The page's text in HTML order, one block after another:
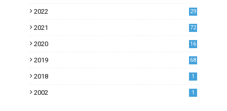
2022
29
2021
72
2020
16
2019
68
2018 1
2002 1